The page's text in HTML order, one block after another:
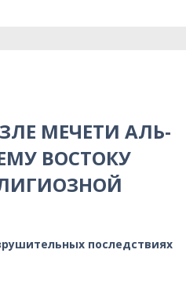
МЕЧЕТИ АЛЬ-
ВОСТОКУ
последствиях